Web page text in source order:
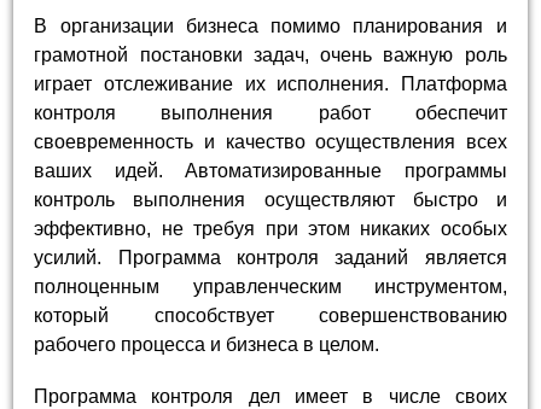
В организации бизнеса помимо планирования и
грамотной постановки задач, очень важную роль
играет отслеживание их исполнения. Платформа
контроля выполнения работ обеспечит
своевременность и качество осуществления всех
ваших идей. Автоматизированные программы
контроль выполнения осуществляют быстро и
эффективно, не требуя при этом никаких особых
усилий. Программа контроля заданий является
полноценным управленческим инструментом,
который способствует совершенствованию
рабочего процесса и бизнеса в целом.
Программа контроля дел имеет в числе своих